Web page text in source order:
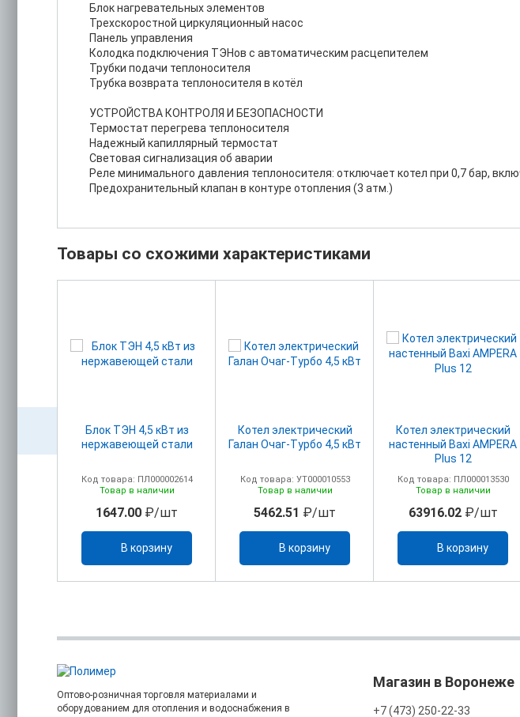
Блок нагревательных элементов
Трехскоростной циркуляционный насос
Панель управления
Колодка подключения ТЭНов c автоматическим расцепителем
Трубки подачи теплоносителя
Трубка возврата теплоносителя в котёл
УСТРОЙСТВА КОНТРОЛЯ И БЕЗОПАСНОСТИ
Термостат перегрева теплоносителя
Надежный капиллярный термостат
Световая сигнализация об аварии
Реле минимального давления теплоносителя: отключает котел при 0,7 бар,
Предохранительный клапан в контуре отопления (3 атм.)
Товары со схожими характеристиками
Блок ТЭН 4,5 кВт из
нержавеющей стали
Код товара: ПЛ000002614
Товар в наличии
1647.00 ₽/шт
В корзину
Котел электрический
Галан Очаг-Турбо 4,5 кВт
Код товара: УТ000010553
Товар в наличии
5462.51 ₽/шт
В корзину
Котел электрический
настенный Baxi AMPERA
Plus 12
Код товара: ПЛ000013530
Товар в наличии
63916.02₽/шт
В корзину
Оптово-розничная торговля материалами и
оборудованием для отопления и водоснабжения в
Магазин в Воронеже
+7 (473) 250-22-33